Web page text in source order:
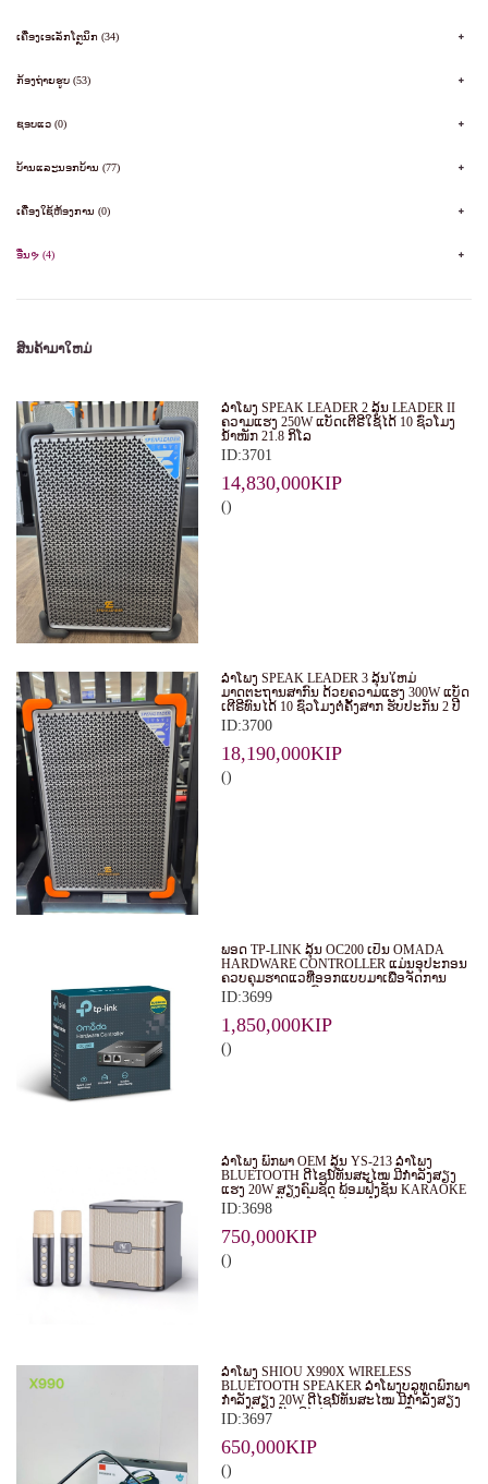
ເຄື່ອງເອເລັກໂຕຼນິກ (34)
ກ້ອງຖ່າຍຮູບ (53)
ຊອບແວ (0)
ບ້ານແລະນອກບ້ານ (77)
ເຄື່ອງໃຊ້ຫ້ອງການ (0)
ອື່ນຯ (4)
ສິນຄ້າມາໃຫມ່
ລໍາໂພງ SPEAK LEADER 2 ລຸ້ນ LEADER II
ຄວາມແຮງ 250W ແບັດເຕີຣີໃຊ້ໄດ້ 10 ຊົ່ວໂມງ
ນໍ້າໜັກ 21.8 ກິໂລ
ID:3701
14,830,000KIP
()
ລໍາໂພງ SPEAK LEADER 3 ລຸ້ນໃຫມ່
ມາດຕະຖານສາກົນ ດ້ວຍຄວາມແຮງ 300W ແບັດ
ເຕີຣີທົນໄດ້ 10 ຊົ່ວໂມງຕໍ່ຄັ້ງສາກ ຮັບປະກັນ 2 ປີ
ID:3700
18,190,000KIP
()
ພອດ TP-LINK ລຸ້ນ OC200 ເປັນ OMADA
HARDWARE CONTROLLER ແມ່ນອຸປະກອນ
ຄວບຄຸມຮາດແວທີ່ອອກແບບມາເພື່ອຈັດການ
ແລະ ຄວບຄຸມລະບົບ WI-FI ຂອງ OMADA
EAPS ໃນຮູບແບບສູນກາງ. ເໝາະສຳລັບ
ທຸລະກິດ, ຮ້ານອາຫານ, ໂຮງແຮມ ແລະ ອົງການ
ຕ່າງໆ.
ID:3699
1,850,000KIP
()
ລຳໂພງ ພົກພາ OEM ລຸ້ນ YS-213 ລຳໂພງ
BLUETOOTH ດີໄຊນ໌ທັນສະໄໝ ມີກຳລັງສຽງ
ແຮງ 20W ສຽງຄົມຊັດ ພ້ອມຟັງຊັນ KARAOKE
ແລະ ຮອງຮັບໄມໂຄຣໂຟນ 2 ອັນ
ID:3698
750,000KIP
()
ລຳໂພງ SHIOU X990X WIRELESS
BLUETOOTH SPEAKER ລຳໂພງບລູທູດພົກພາ
ກຳລັງສຽງ 20W ດີໄຊນ໌ທັນສະໄໝ ມີກຳລັງສຽງ
ແຮງດັງຄົມຊັດ ມີໄຟ RGB LIGHT ເພີ່ມ
ບັນຍາກາດໃນທຸກງານ
ID:3697
650,000KIP
()